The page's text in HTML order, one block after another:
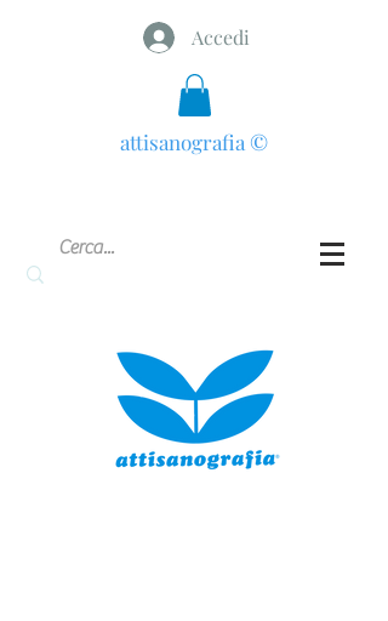
Accedi
attisanografia ©